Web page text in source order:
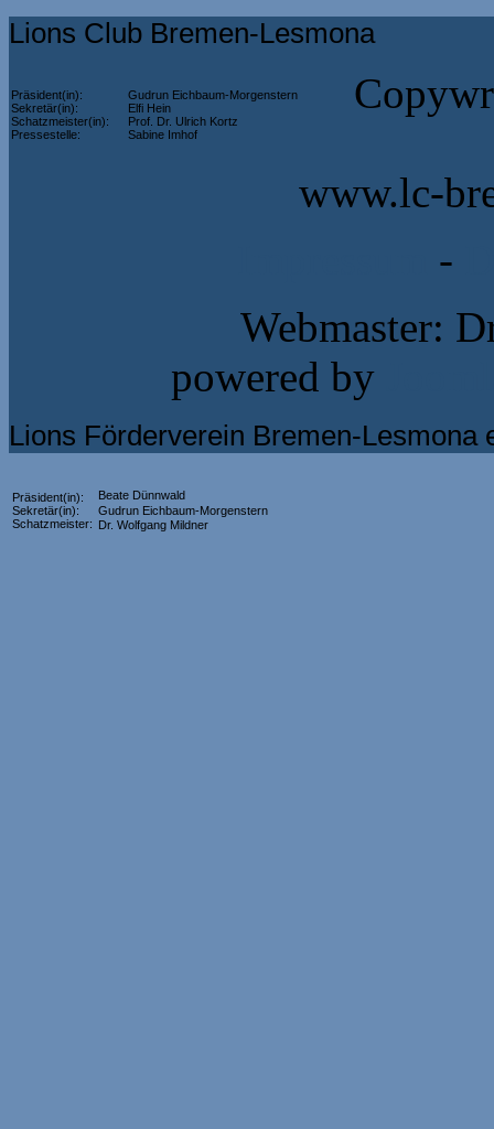
Lions Club Bremen-Lesmona
Präsident(in):
Sekretär(in):
Schatzmeister(in):
Pressestelle:
Gudrun Eichbaum-Morgenstern
Elfi Hein
Prof. Dr. Ulrich Kortz
Sabine Imhof
www.lc-
-
Webmaster:
powered by
Lions Förderverein Bremen-Lesmona
Präsident(in):
Sekretär(in):
Schatzmeister:
Beate Dünnwald
Gudrun Eichbaum-Morgenstern
Dr. Wolfgang Mildner